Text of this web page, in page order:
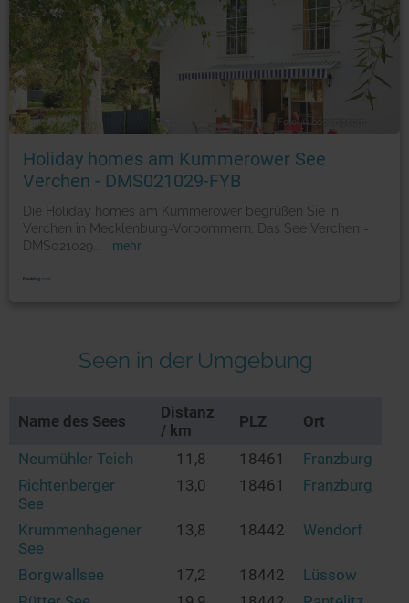
Foto: © booking.com
Holiday homes am Kummerower See
Verchen - DMS021029-FYB
Die Holiday homes am Kummerower begrüßen Sie in
Verchen in Mecklenburg-Vorpommern. Das See Verchen -
DMS021029
mehr
Seen in der Umgebung
Name des Sees
Distanz
/ km
PLZ Ort
Neumühler Teich 11,8 18461
Franzburg
Richtenberger
See
13,0 18461 Franzburg
Krummenhagener
See
13,8 18442 Wendorf
Borgwallsee 17,2 18442
Lüssow